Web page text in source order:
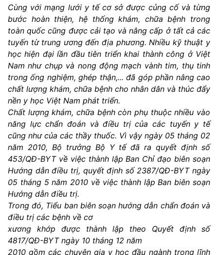
Cùng với mạng lưới y tế cơ sở được củng cố và từng
bước hoàn thiện, hệ thống khám, chữa bệnh trong
toàn quốc cũng được cải tạo và nâng cấp ở tất cả các
tuyến từ trung ương đến địa phương. Nhiều kỹ thuật y
học hiện đại lần đầu tiên triển khai thành công ở Việt
Nam như chụp và nong động mạch vành tim, thụ tinh
trong ống nghiệm, ghép thận,... đã góp phần nâng cao
chất lượng khám, chữa bệnh cho nhân dân và thúc đẩy
nền y học Việt Nam phát triển.
Chất lượng khám, chữa bệnh còn phụ thuộc nhiều vào
năng lực chẩn đoán và điều trị của các tuyến y tế
cũng như của các thầy thuốc. Vì vậy ngày 05 tháng 02
năm 2010, Bộ trưởng Bộ Y tế đã ra quyết định số
453/QĐ-BYT về việc thành lập Ban Chỉ đạo biên soạn
Hướng dẫn điều trị, quyết định số 2387/QĐ-BYT ngày
05 tháng 5 năm 2010 về việc thành lập Ban biên soạn
Hướng dẫn điều trị.
Trong đó, Tiểu ban biên soạn hướng dẫn chẩn đoán và
điều trị các bệnh về cơ
xương khớp được thành lập theo Quyết định số
4817/QĐ-BYT ngày 10 tháng 12 năm
2010 gồm các chuyên gia y học đầu ngành trong lĩnh